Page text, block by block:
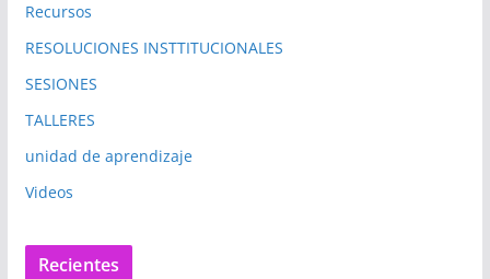
Recursos
RESOLUCIONES INSTTITUCIONALES
SESIONES
TALLERES
unidad de aprendizaje
Videos
Recientes